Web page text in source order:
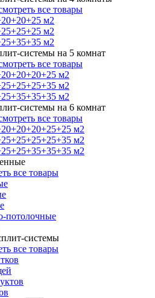
все товары
м2
м2
м2
системы на 5 комнат
все товары
м2
м2
м2
системы на 6 комнат
все товары
м2
м2
м2
все товары
потолочные
системы
все товары